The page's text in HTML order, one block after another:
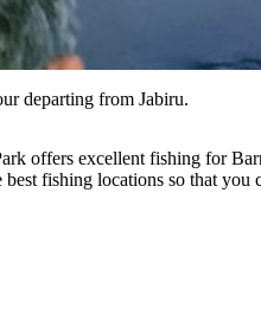
departing from Jabiru.
offers excellent fishing for
fishing locations so that you